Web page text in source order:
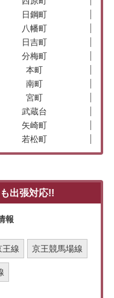
日鋼町
八幡町
日吉町
分梅町
本町
南町
宮町
武蔵台
矢崎町
若松町
出張対応!!
報
王線 京王競馬場線